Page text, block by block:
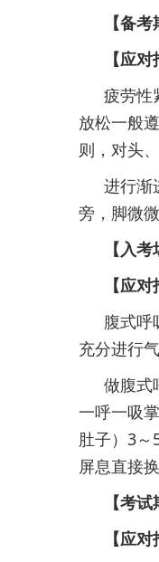
【备
【应
疲劳性
放松一
则，对头
进行渐
旁，脚微
【入
【应
腹式呼
充分进行
做腹式
一呼一吸
肚子）3
屏息直接
【考
【应